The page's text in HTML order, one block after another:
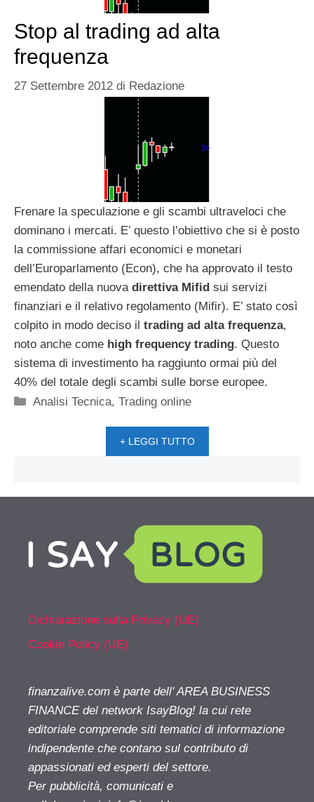
Stop al trading ad alta
frequenza
27 Settembre 2012 di Redazione
Frenare la speculazione e gli scambi ultraveloci che
dominano i mercati. E’ questo l’obiettivo che si è posto
la commissione affari economici e monetari
dell’Europarlamento (Econ), che ha approvato il testo
emendato della nuova direttiva Mifid sui servizi
finanziari e il relativo regolamento (Mifir). E’ stato così
colpito in modo deciso il trading ad alta frequenza,
noto anche come high frequency trading. Questo
sistema di investimento ha raggiunto ormai più del
40% del totale degli scambi sulle borse europee.
Categorie
Analisi Tecnica,Trading online
+ LEGGI TUTTO
Dichiarazione sulla Privacy (UE)
Cookie Policy (UE)
finanzalive.com è parte dell' AREA BUSINESS
FINANCE del network IsayBlog! la cui rete
editoriale comprende siti tematici di informazione
indipendente che contano sul contributo di
appassionati ed esperti del settore.
Per pubblicità, comunicati e